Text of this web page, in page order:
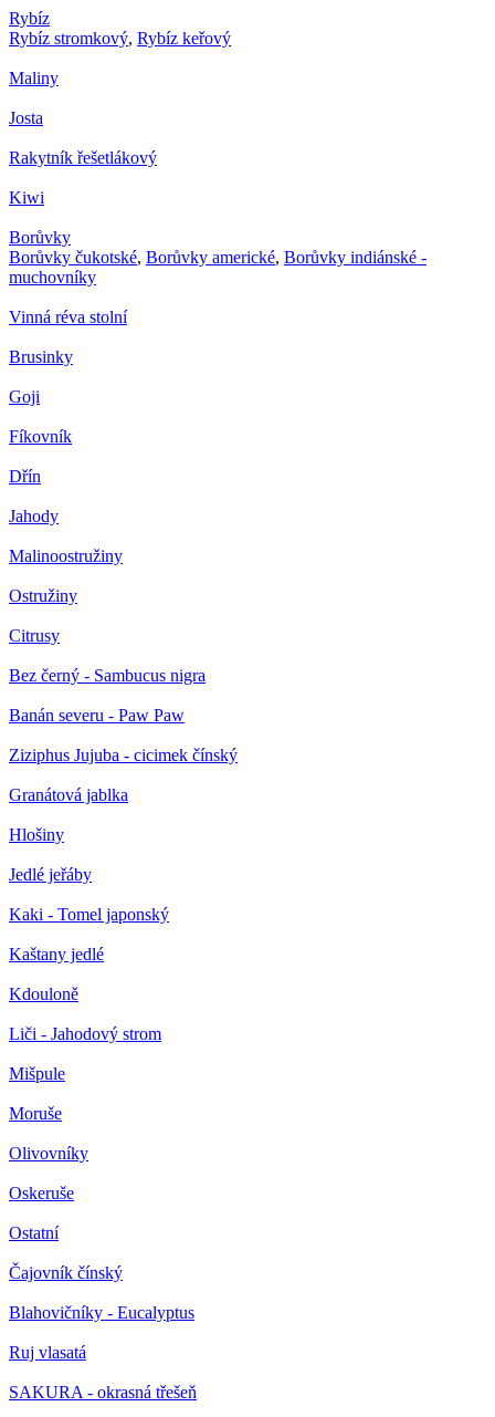
Rybíz
Rybíz stromkový, Rybíz keřový
Maliny
Josta
Rakytník řešetlákový
Kiwi
Borůvky
Borůvky čukotské, Borůvky americké, Borůvky indiánské -
muchovníky
Vinná réva stolní
Brusinky
Goji
Fíkovník
Dřín
Jahody
Malinoostružiny
Ostružiny
Citrusy
Bez černý - Sambucus nigra
Banán severu - Paw Paw
Ziziphus Jujuba - cicimek čínský
Granátová jablka
Hlošiny
Jedlé jeřáby
Kaki - Tomel japonský
Kaštany jedlé
Kdouloně
Liči - Jahodový strom
Mišpule
Moruše
Olivovníky
Oskeruše
Ostatní
Čajovník čínský
Blahovičníky - Eucalyptus
Ruj vlasatá
SAKURA - okrasná třešeň